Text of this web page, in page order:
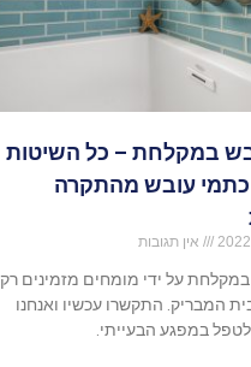
במקלחת – כל השיטות
עובש מהתקרה
אין תגובות
במקלחת על ידי מומחים מזמינים רק
המבריק. התקשרו עכשיו ואנחנו
במפגע הבעייתי.